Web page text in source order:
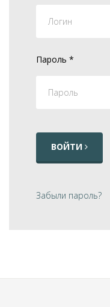
Пароль *
ВОЙТИ
Забыли пароль?